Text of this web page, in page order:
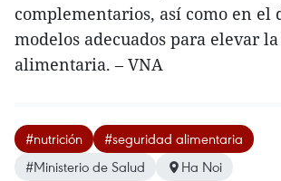
complementarios, así como en el
modelos adecuados para elevar
alimentaria. – VNA
#nutrición
#seguridad alimentaria
#Ministerio de Salud
Ha Noi